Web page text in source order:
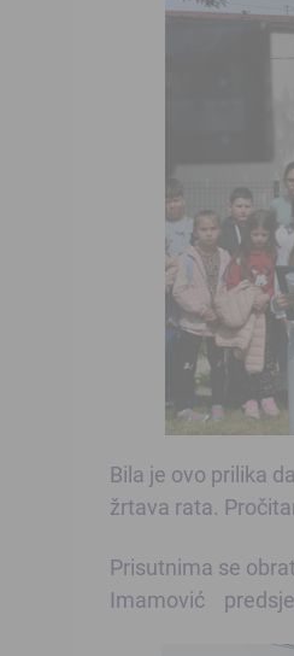
Bila je ovo prilika
žrtava rata.
Prisutnima se
Imamović